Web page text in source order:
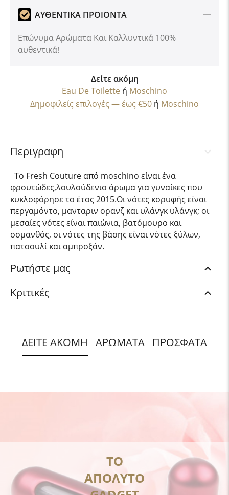
ΑΥΘΕΝΤΙΚΑ ΠΡΟΙΟΝΤΑ
Επώνυμα Αρώματα Και Καλλυντικά 100%
αυθεντικά!
Δείτε ακόμη
Eau De Toilette ή Moschino
Δημοφιλείς επιλογές — έως €50 ή Moschino
Περιγραφη
Το Fresh Couture από moschino είναι ένα
φρουτώδες,λουλούδενιο άρωμα για γυναίκες που
κυκλοφόρησε το έτος 2015.Οι νότες κορυφής είναι
περγαμόντο, μανταριν ορανζ και υλάνγκ υλάνγκ; οι
μεσαίες νότες είναι παιώνια, βατόμουρο και
οσμανθός, οι νότες της βάσης είναι νότες ξύλων,
πατσουλί και αμπροξάν.
Ρωτήστε μας
Κριτικές
ΔΕΙΤΕ ΑΚΟΜΗ ΑΡΩΜΑΤΑ ΠΡΟΣΦΑΤΑ
ΤΟ
ΑΠΟΛΥΤΟ